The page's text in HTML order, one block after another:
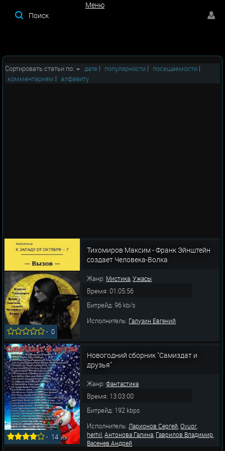
Меню
Сортировать статьи по: дате | популярности | посещаемости |
комментариям | алфавиту
-0
Тихомиров Максим - Франк Эйнштейн
создает Человека-Волка
Жанр: Мистика,Ужасы
Время: 01:05:56
Битрейд: 96 kb/s
Исполнитель: Галузин Евгений
- 14
Новогодний сборник "Самиздат и
друзья"
Жанр:Фантастика
Время: 13:03:00
Битрейд: 192 kbps
Исполнитель:Ларионов Сергей,Ovuor,
herhil,Антонова Галина, Гаврилов Владимир,
Васенев Андрей